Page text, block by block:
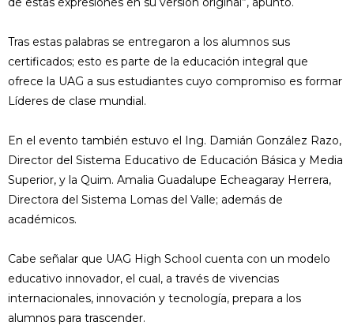
Tras estas palabras se entregaron a los alumnos sus
certificados; esto es parte de la educación integral que
ofrece la UAG a sus estudiantes cuyo compromiso es formar
Líderes de clase mundial.
En el evento también estuvo el Ing. Damián González Razo,
Director del Sistema Educativo de Educación Básica y Media
Superior, y la Quim. Amalia Guadalupe Echeagaray Herrera,
Directora del Sistema Lomas del Valle; además de
académicos.
Cabe señalar que UAG High School cuenta con un modelo
educativo innovador, el cual, a través de vivencias
internacionales, innovación y tecnología, prepara a los
alumnos para trascender.